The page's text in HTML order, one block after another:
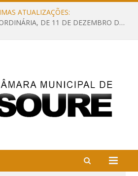
ATUALIZAÇÕES:
PAUTA DA REUNIÃO ORDINÁRIA, DE 11 DE DEZEMBRO DE 2023